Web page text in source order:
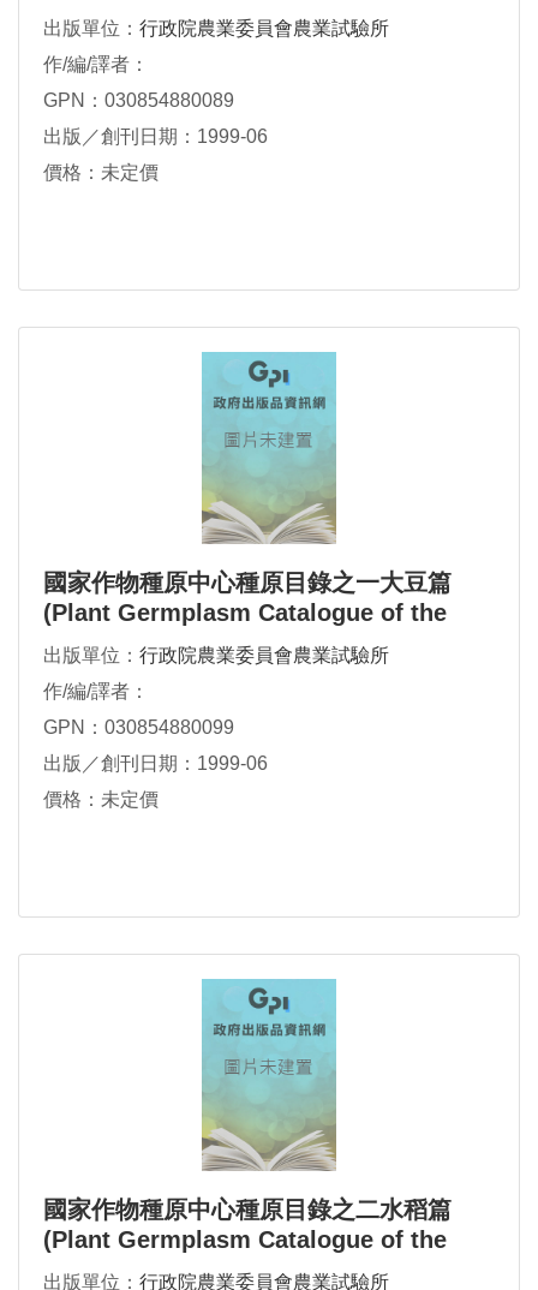
出版單位： 行政院農業委員會農業試驗所
作/編/譯者：
GPN：030854880089
出版／創刊日期：1999-06
價格：未定價
國家作物種原中心種原目錄之一大豆篇
(Plant Germplasm Catalogue of the
National Plant Genetic Resources
出版單位： 行政院農業委員會農業試驗所
作/編/譯者：
GPN：030854880099
出版／創刊日期：1999-06
價格：未定價
國家作物種原中心種原目錄之二水稻篇
(Plant Germplasm Catalogue of the
Naitonal Plant Genetic Resources
出版單位： 行政院農業委員會農業試驗所